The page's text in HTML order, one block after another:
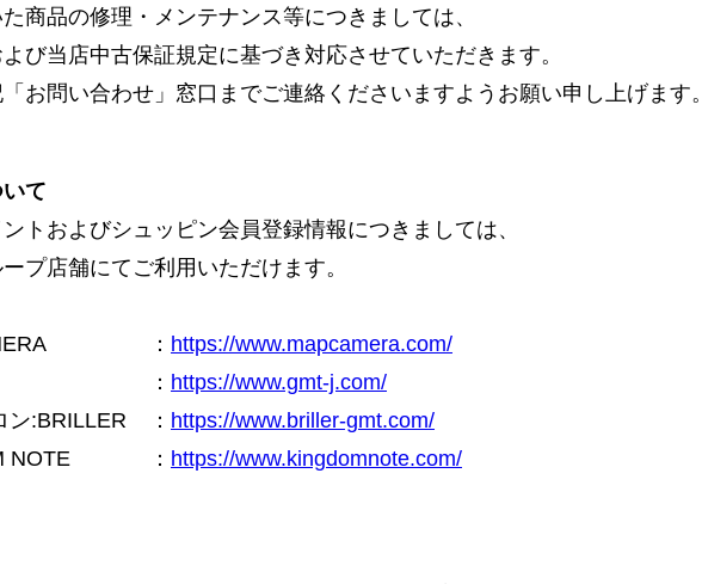
商品の修理・メンテナンス等につきましては、
び当店中古保証規定に基づき対応させていただきます。
お問い合わせ」窓口までご連絡くださいますようお願い申し上げます。
て
トおよびシュッピン会員登録情報につきましては、
プ店舗にてご利用いただけます。
： https://www.mapcamera.com/
： https://www.gmt-j.com/
ン:BRILLER
： https://www.briller-gmt.com/
NOTE
： https://www.kingdomnote.com/